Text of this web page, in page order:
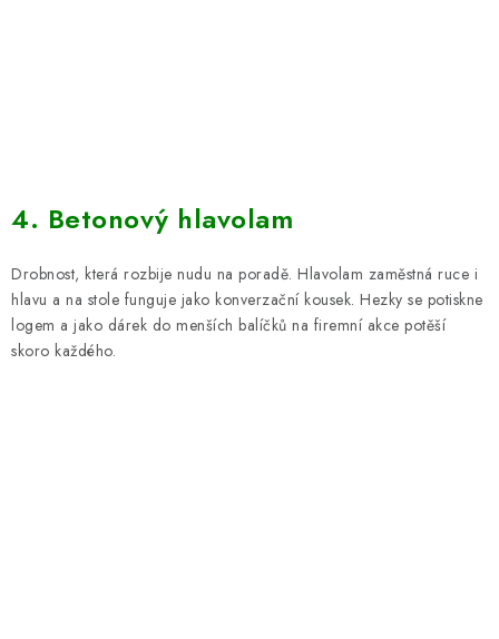
4. Betonový hlavolam
Drobnost, která rozbije nudu na poradě. Hlavolam zaměstná ruce i
hlavu a na stole funguje jako konverzační kousek. Hezky se potiskne
logem a jako dárek do menších balíčků na firemní akce potěší
skoro každého.